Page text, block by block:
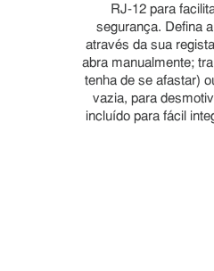
RJ-12 para
segurança. Defina
através da sua
abra manualmente;
tenha de se afastar)
vazia, para
incluído para fácil